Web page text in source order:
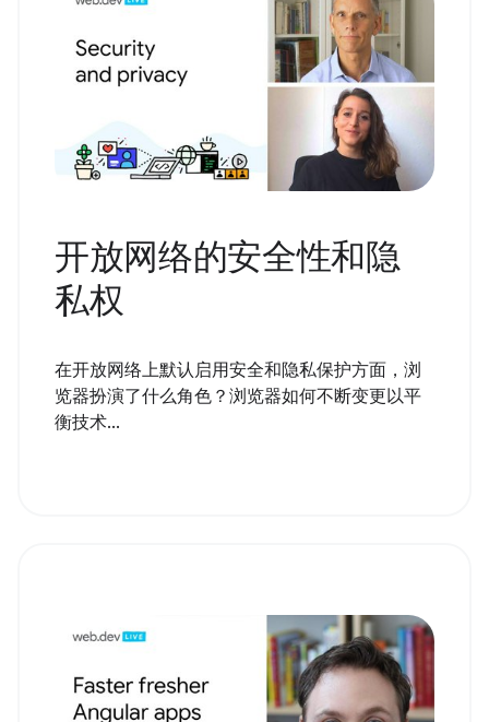
开放网络的安全性和隐
私权
在开放网络上默认启用安全和隐私保护方面，浏
览器扮演了什么角色？浏览器如何不断变更以平
衡技术...